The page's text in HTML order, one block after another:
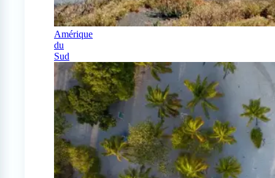
Amérique
du
Sud